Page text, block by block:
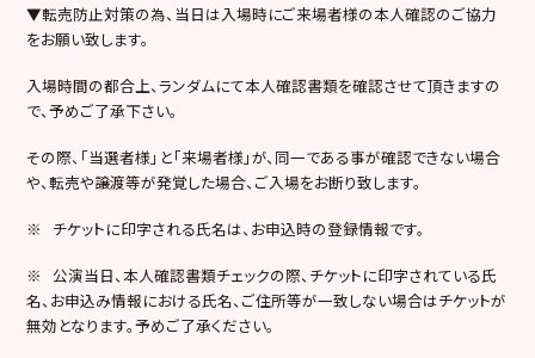
▼転売防止対策の為、当日は入場時にご来場者様の本人確認のご協力
をお願い致します。
入場時間の都合上、ランダムにて本人確認書類を確認させて頂きますの
で、予めご了承下さい。
その際、「当選者様」と「来場者様」が、同一である事が確認できない場合
や、転売や譲渡等が発覚した場合、ご入場をお断り致します。
※ チケットに印字される氏名は、お申込時の登録情報です。
※ 公演当日、本人確認書類チェックの際、チケットに印字されている氏
名、お申込み情報における氏名、ご住所等が一致しない場合はチケットが
無効となります。予めご了承ください。